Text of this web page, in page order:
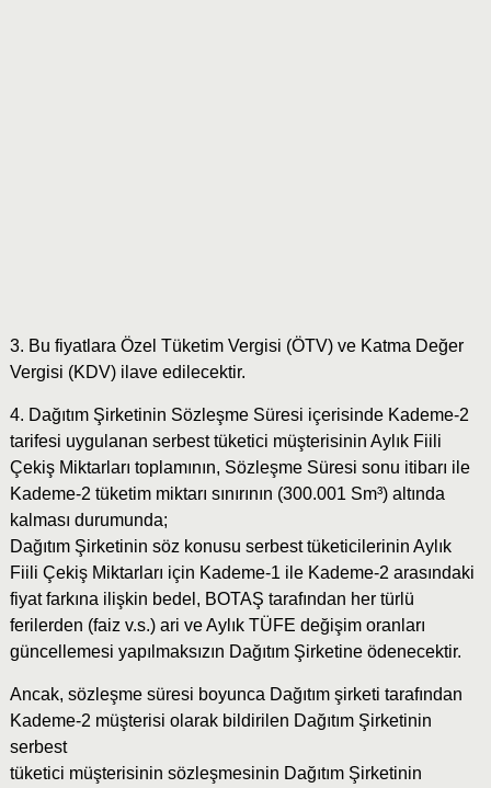
3. Bu fiyatlara Özel Tüketim Vergisi (ÖTV) ve Katma Değer
Vergisi (KDV) ilave edilecektir.
4. Dağıtım Şirketinin Sözleşme Süresi içerisinde Kademe-2
tarifesi uygulanan serbest tüketici müşterisinin Aylık Fiili
Çekiş Miktarları toplamının, Sözleşme Süresi sonu itibarı ile
Kademe-2 tüketim miktarı sınırının (300.001 Sm³) altında
kalması durumunda;
Dağıtım Şirketinin söz konusu serbest tüketicilerinin Aylık
Fiili Çekiş Miktarları için Kademe-1 ile Kademe-2 arasındaki
fiyat farkına ilişkin bedel, BOTAŞ tarafından her türlü
ferilerden (faiz v.s.) ari ve Aylık TÜFE değişim oranları
güncellemesi yapılmaksızın Dağıtım Şirketine ödenecektir.
Ancak, sözleşme süresi boyunca Dağıtım şirketi tarafından
Kademe-2 müşterisi olarak bildirilen Dağıtım Şirketinin
serbest
tüketici müşterisinin sözleşmesinin Dağıtım Şirketinin